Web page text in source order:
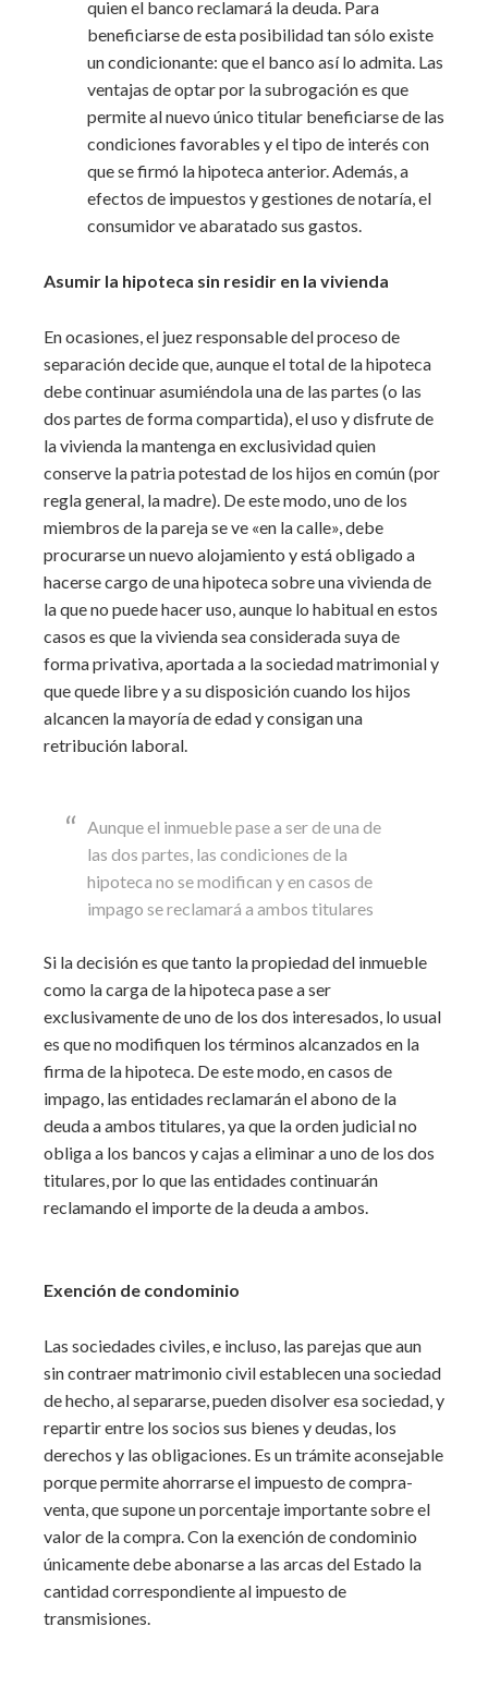
quien el banco reclamará la deuda. Para
beneficiarse de esta posibilidad tan sólo existe
un condicionante: que el banco así lo admita. Las
ventajas de optar por la subrogación es que
permite al nuevo único titular beneficiarse de las
condiciones favorables y el tipo de interés con
que se firmó la hipoteca anterior. Además, a
efectos de impuestos y gestiones de notaría, el
consumidor ve abaratado sus gastos.
Asumir la hipoteca sin residir en la vivienda
En ocasiones, el juez responsable del proceso de
separación decide que, aunque el total de la hipoteca
debe continuar asumiéndola una de las partes (o las
dos partes de forma compartida), el uso y disfrute de
la vivienda la mantenga en exclusividad quien
conserve la patria potestad de los hijos en común (por
regla general, la madre). De este modo, uno de los
miembros de la pareja se ve «en la calle», debe
procurarse un nuevo alojamiento y está obligado a
hacerse cargo de una hipoteca sobre una vivienda de
la que no puede hacer uso, aunque lo habitual en estos
casos es que la vivienda sea considerada suya de
forma privativa, aportada a la sociedad matrimonial y
que quede libre y a su disposición cuando los hijos
alcancen la mayoría de edad y consigan una
retribución laboral.
Aunque el inmueble pase a ser de una de
las dos partes, las condiciones de la
hipoteca no se modifican y en casos de
impago se reclamará a ambos titulares
Si la decisión es que tanto la propiedad del inmueble
como la carga de la hipoteca pase a ser
exclusivamente de uno de los dos interesados, lo usual
es que no modifiquen los términos alcanzados en la
firma de la hipoteca. De este modo, en casos de
impago, las entidades reclamarán el abono de la
deuda a ambos titulares, ya que la orden judicial no
obliga a los bancos y cajas a eliminar a uno de los dos
titulares, por lo que las entidades continuarán
reclamando el importe de la deuda a ambos.
Exención de condominio
Las sociedades civiles, e incluso, las parejas que aun
sin contraer matrimonio civil establecen una sociedad
de hecho, al separarse, pueden disolver esa sociedad, y
repartir entre los socios sus bienes y deudas, los
derechos y las obligaciones. Es un trámite aconsejable
porque permite ahorrarse el impuesto de compra-
venta, que supone un porcentaje importante sobre el
valor de la compra. Con la exención de condominio
únicamente debe abonarse a las arcas del Estado la
cantidad correspondiente al impuesto de
transmisiones.